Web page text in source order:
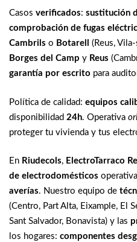
Casos verificados: sustitución
comprobación de fugas
Cambrils o Botarell (Reus,
Borges del Camp y Reus
garantía por escrito para
Política de calidad: equipos
disponibilidad 24h. Operativa
proteger tu vivienda y tus
En Riudecols, ElectroTarraco
de electrodomésticos operativa
averías. Nuestro equipo de
(Centro, Part Alta, Eixample, El
Sant Salvador, Bonavista) y las
los hogares: componentes